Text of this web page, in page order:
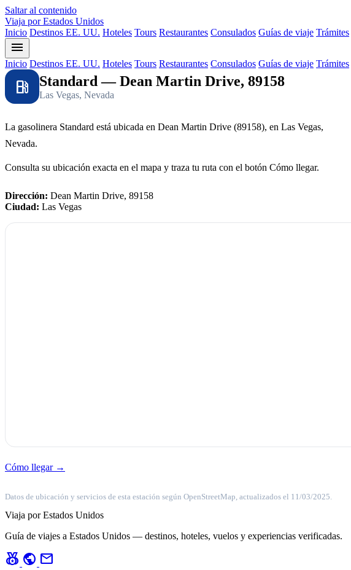
Saltar al contenido
Viaja por Estados Unidos
Inicio Destinos EE. UU. Hoteles Tours Restaurantes Consulados Guías de viaje Trámites
menu
Inicio Destinos EE. UU. Hoteles Tours Restaurantes Consulados Guías de viaje Trámites
local_gas_station Standard — Dean Martin Drive, 89158
Las Vegas, Nevada
La gasolinera Standard está ubicada en Dean Martin Drive (89158), en Las Vegas,
Nevada.
Consulta su ubicación exacta en el mapa y traza tu ruta con el botón Cómo llegar.
Dirección: Dean Martin Drive, 89158
Ciudad: Las Vegas
Cómo llegar →
Datos de ubicación y servicios de esta estación según OpenStreetMap, actualizados el 11/03/2025.
Viaja por Estados Unidos
Guía de viajes a Estados Unidos — destinos, hoteles, vuelos y experiencias verificadas.
social_leaderboard public mail